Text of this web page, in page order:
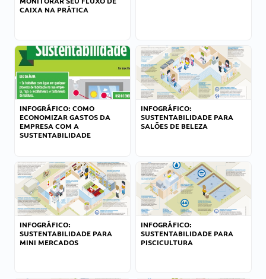
CAIXA NA PRÁTICA
INFOGRÁFICO: COMO
ECONOMIZAR GASTOS DA
EMPRESA COM A
SUSTENTABILIDADE
INFOGRÁFICO:
SUSTENTABILIDADE PARA
SALÕES DE BELEZA
INFOGRÁFICO:
SUSTENTABILIDADE PARA
MINI MERCADOS
INFOGRÁFICO:
SUSTENTABILIDADE PARA
PISCICULTURA